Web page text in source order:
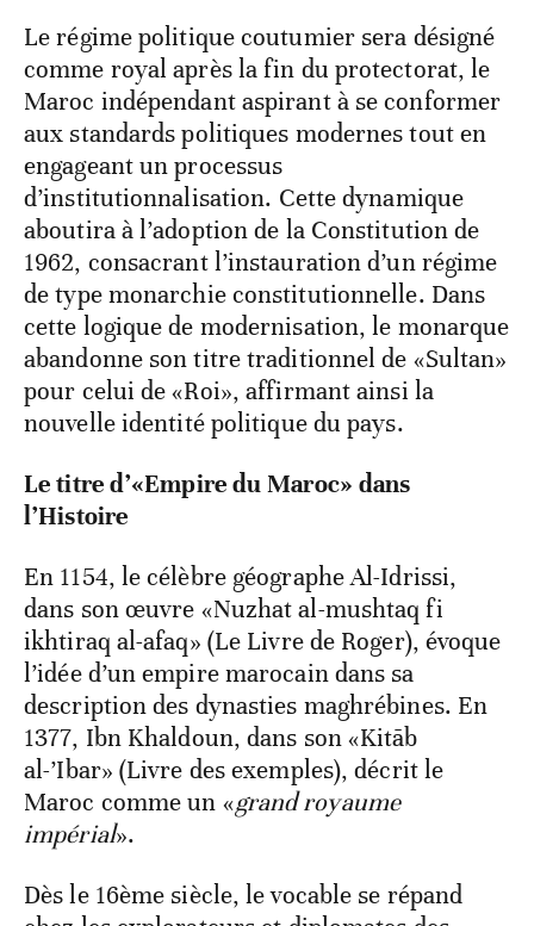
Le régime politique coutumier sera désigné
comme royal après la fin du protectorat, le
Maroc indépendant aspirant à se conformer
aux standards politiques modernes tout en
engageant un processus
d’institutionnalisation. Cette dynamique
aboutira à l’adoption de la Constitution de
1962, consacrant l’instauration d’un régime
de type monarchie constitutionnelle. Dans
cette logique de modernisation, le monarque
abandonne son titre traditionnel de «Sultan»
pour celui de «Roi», affirmant ainsi la
nouvelle identité politique du pays.
Le titre d’«Empire du Maroc» dans
l’Histoire
En 1154, le célèbre géographe Al-Idrissi,
dans son œuvre «Nuzhat al-mushtaq fi
ikhtiraq al-afaq» (Le Livre de Roger), évoque
l’idée d’un empire marocain dans sa
description des dynasties maghrébines. En
1377, Ibn Khaldoun, dans son «Kitāb
al-’Ibar» (Livre des exemples), décrit le
Maroc comme un «grand royaume
impérial».
Dès le 16ème siècle, le vocable se répand